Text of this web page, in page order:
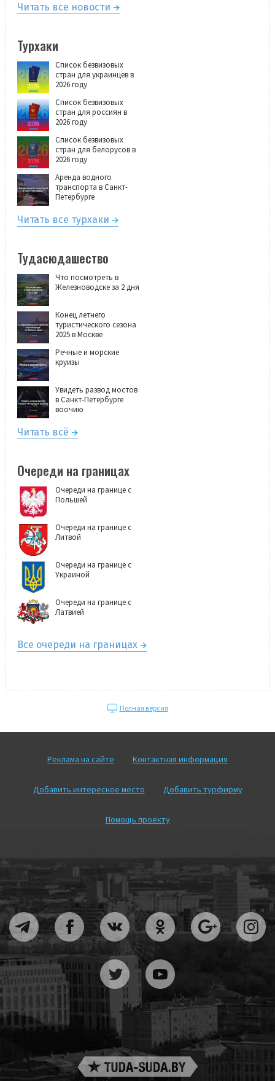
Читать все новости
Турхаки
Список безвизовых
стран для украинцев в
2026 году
Список безвизовых
стран для россиян в
2026 году
Список безвизовых
стран для белорусов в
2026 году
Аренда водного
транспорта в Санкт-
Петербурге
Читать все турхаки
Тудасюдашество
Что посмотреть в
Железноводске за 2 дня
Конец летнего
туристического сезона
2025 в Москве
Речные и морские
круизы
Увидеть развод мостов
в Санкт-Петербурге
воочию
Читать всё
Очереди на границах
Очереди на границе с
Польшей
Очереди на границе с
Литвой
Очереди на границе с
Украиной
Очереди на границе с
Латвией
Все очереди на границах
Полная версия
Реклама на сайте Контактная информация
Добавить интересное место Добавить турфирму
Помощь проекту